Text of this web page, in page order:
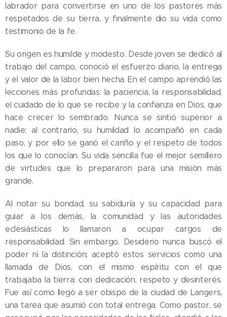
labrador para convertirse en uno de los pastores más
respetados de su tierra, y finalmente dio su vida como
testimonio de la fe.
Su origen es humilde y modesto. Desde joven se dedicó al
trabajo del campo, conoció el esfuerzo diario, la entrega
y el valor de la labor bien hecha. En el campo aprendió las
lecciones más profundas: la paciencia, la responsabilidad,
el cuidado de lo que se recibe y la confianza en Dios, que
hace crecer lo sembrado. Nunca se sintió superior a
nadie; al contrario, su humildad lo acompañó en cada
paso, y por ello se ganó el cariño y el respeto de todos
los que lo conocían. Su vida sencilla fue el mejor semillero
de virtudes que lo prepararon para una misión más
grande.
Al notar su bondad, su sabiduría y su capacidad para
guiar a los demás, la comunidad y las autoridades
eclesiásticas lo llamaron a ocupar cargos de
responsabilidad. Sin embargo, Desiderio nunca buscó el
poder ni la distinción; aceptó estos servicios como una
llamada de Dios, con el mismo espíritu con el que
trabajaba la tierra: con dedicación, respeto y desinterés.
Fue así como llegó a ser obispo de la ciudad de Langers,
una tarea que asumió con total entrega. Como pastor, se